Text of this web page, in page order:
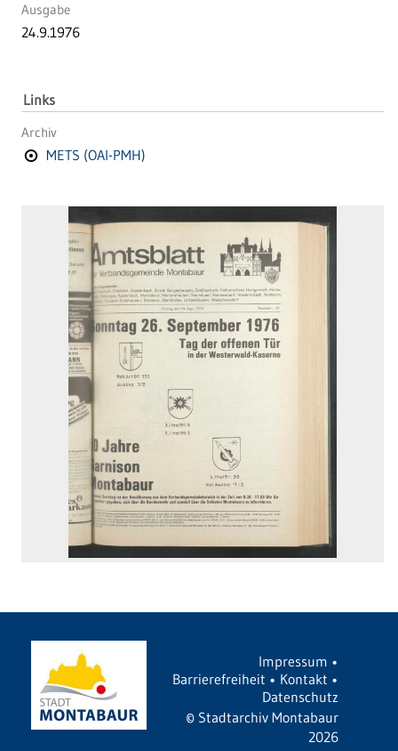
Ausgabe
24.9.1976
Links
Archiv
METS (OAI-PMH)
Impressum •
Barrierefreiheit • Kontakt •
Datenschutz
© Stadtarchiv Montabaur
2026